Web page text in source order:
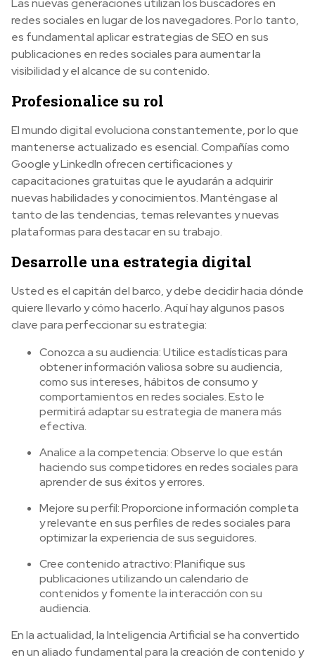
Las nuevas generaciones utilizan los buscadores en
redes sociales en lugar de los navegadores. Por lo tanto,
es fundamental aplicar estrategias de SEO en sus
publicaciones en redes sociales para aumentar la
visibilidad y el alcance de su contenido.
Profesionalice su rol
El mundo digital evoluciona constantemente, por lo que
mantenerse actualizado es esencial. Compañías como
Google y LinkedIn ofrecen certificaciones y
capacitaciones gratuitas que le ayudarán a adquirir
nuevas habilidades y conocimientos. Manténgase al
tanto de las tendencias, temas relevantes y nuevas
plataformas para destacar en su trabajo.
Desarrolle una estrategia digital
Usted es el capitán del barco, y debe decidir hacia dónde
quiere llevarlo y cómo hacerlo. Aquí hay algunos pasos
clave para perfeccionar su estrategia:
Conozca a su audiencia: Utilice estadísticas para
obtener información valiosa sobre su audiencia,
como sus intereses, hábitos de consumo y
comportamientos en redes sociales. Esto le
permitirá adaptar su estrategia de manera más
efectiva.
Analice a la competencia: Observe lo que están
haciendo sus competidores en redes sociales para
aprender de sus éxitos y errores.
Mejore su perfil: Proporcione información completa
y relevante en sus perfiles de redes sociales para
optimizar la experiencia de sus seguidores.
Cree contenido atractivo: Planifique sus
publicaciones utilizando un calendario de
contenidos y fomente la interacción con su
audiencia.
En la actualidad, la Inteligencia Artificial se ha convertido
en un aliado fundamental para la creación de contenido y